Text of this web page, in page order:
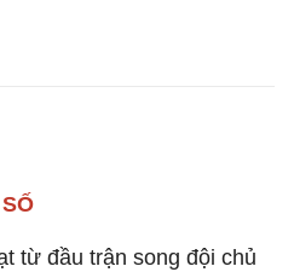
từ đầu trận song đội chủ